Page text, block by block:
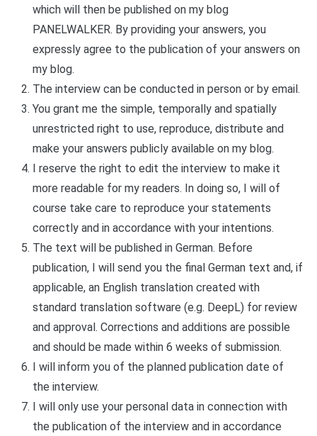
which will then be published on my blog
PANELWALKER. By providing your answers, you
expressly agree to the publication of your answers on
my blog.
The interview can be conducted in person or by email.
You grant me the simple, temporally and spatially
unrestricted right to use, reproduce, distribute and
make your answers publicly available on my blog.
I reserve the right to edit the interview to make it
more readable for my readers. In doing so, I will of
course take care to reproduce your statements
correctly and in accordance with your intentions.
The text will be published in German. Before
publication, I will send you the final German text and, if
applicable, an English translation created with
standard translation software (e.g. DeepL) for review
and approval. Corrections and additions are possible
and should be made within 6 weeks of submission.
I will inform you of the planned publication date of
the interview.
I will only use your personal data in connection with
the publication of the interview and in accordance